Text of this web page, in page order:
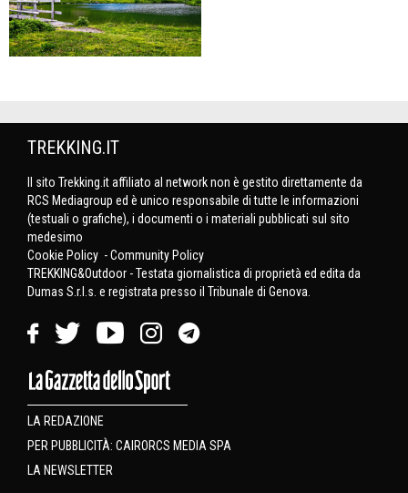
TREKKING.IT
Il sito Trekking.it affiliato al network non è gestito direttamente da
RCS Mediagroup ed è unico responsabile di tutte le informazioni
(testuali o grafiche), i documenti o i materiali pubblicati sul sito
medesimo
Cookie Policy -Community Policy
TREKKING&Outdoor - Testata giornalistica di proprietà ed edita da
Dumas S.r.l.s. e registrata presso il Tribunale di Genova.
LA REDAZIONE
PER PUBBLICITÀ: CAIRORCS MEDIA SPA
LA NEWSLETTER